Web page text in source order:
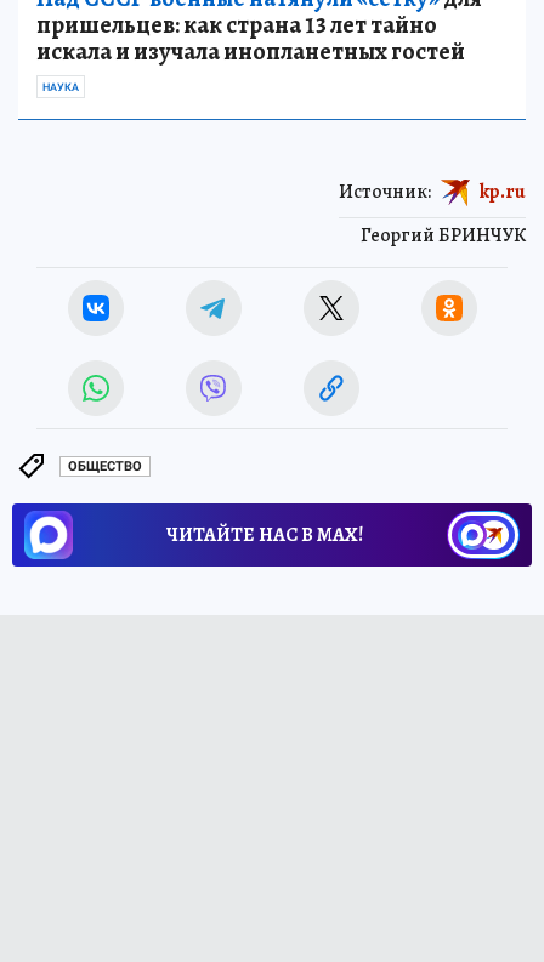
пришельцев: как страна 13 лет тайно
искала и изучала инопланетных гостей
НАУКА
Георгий БРИНЧУК
Источник: kp.ru
ОБЩЕСТВО
ЧИТАЙТЕ НАС В МАХ!